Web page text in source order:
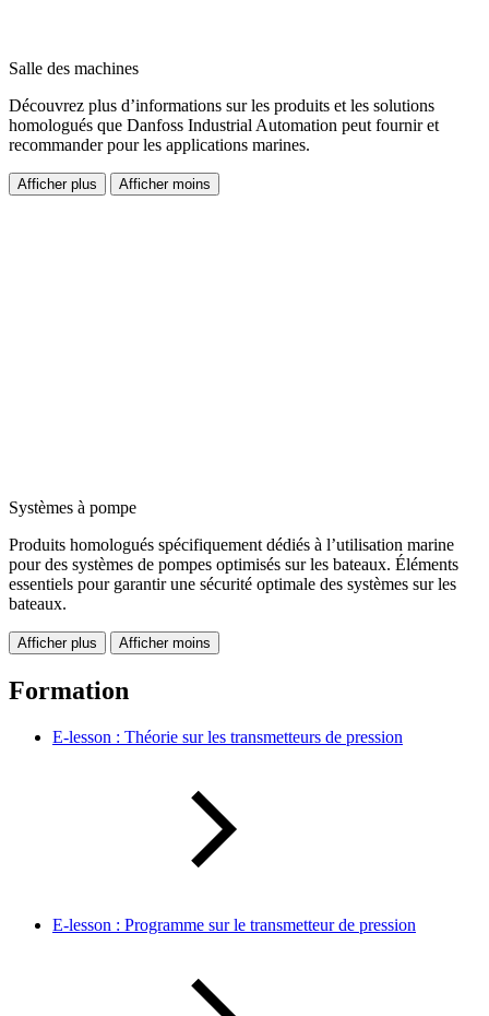
Salle des machines
Découvrez plus d’informations sur les produits et les solutions
homologués que Danfoss Industrial Automation peut fournir et
recommander pour les applications marines.
Afficher plus Afficher moins
Systèmes à pompe
Produits homologués spécifiquement dédiés à l’utilisation marine
pour des systèmes de pompes optimisés sur les bateaux. Éléments
essentiels pour garantir une sécurité optimale des systèmes sur les
bateaux.
Afficher plus Afficher moins
Formation
E-lesson : Théorie sur les transmetteurs de pression
E-lesson : Programme sur le transmetteur de pression